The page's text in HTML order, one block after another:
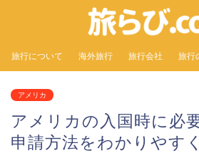
旅行について 海外旅行 旅行会社 旅行
アメリカ
アメリカの入国時に必
申請方法をわかりやす